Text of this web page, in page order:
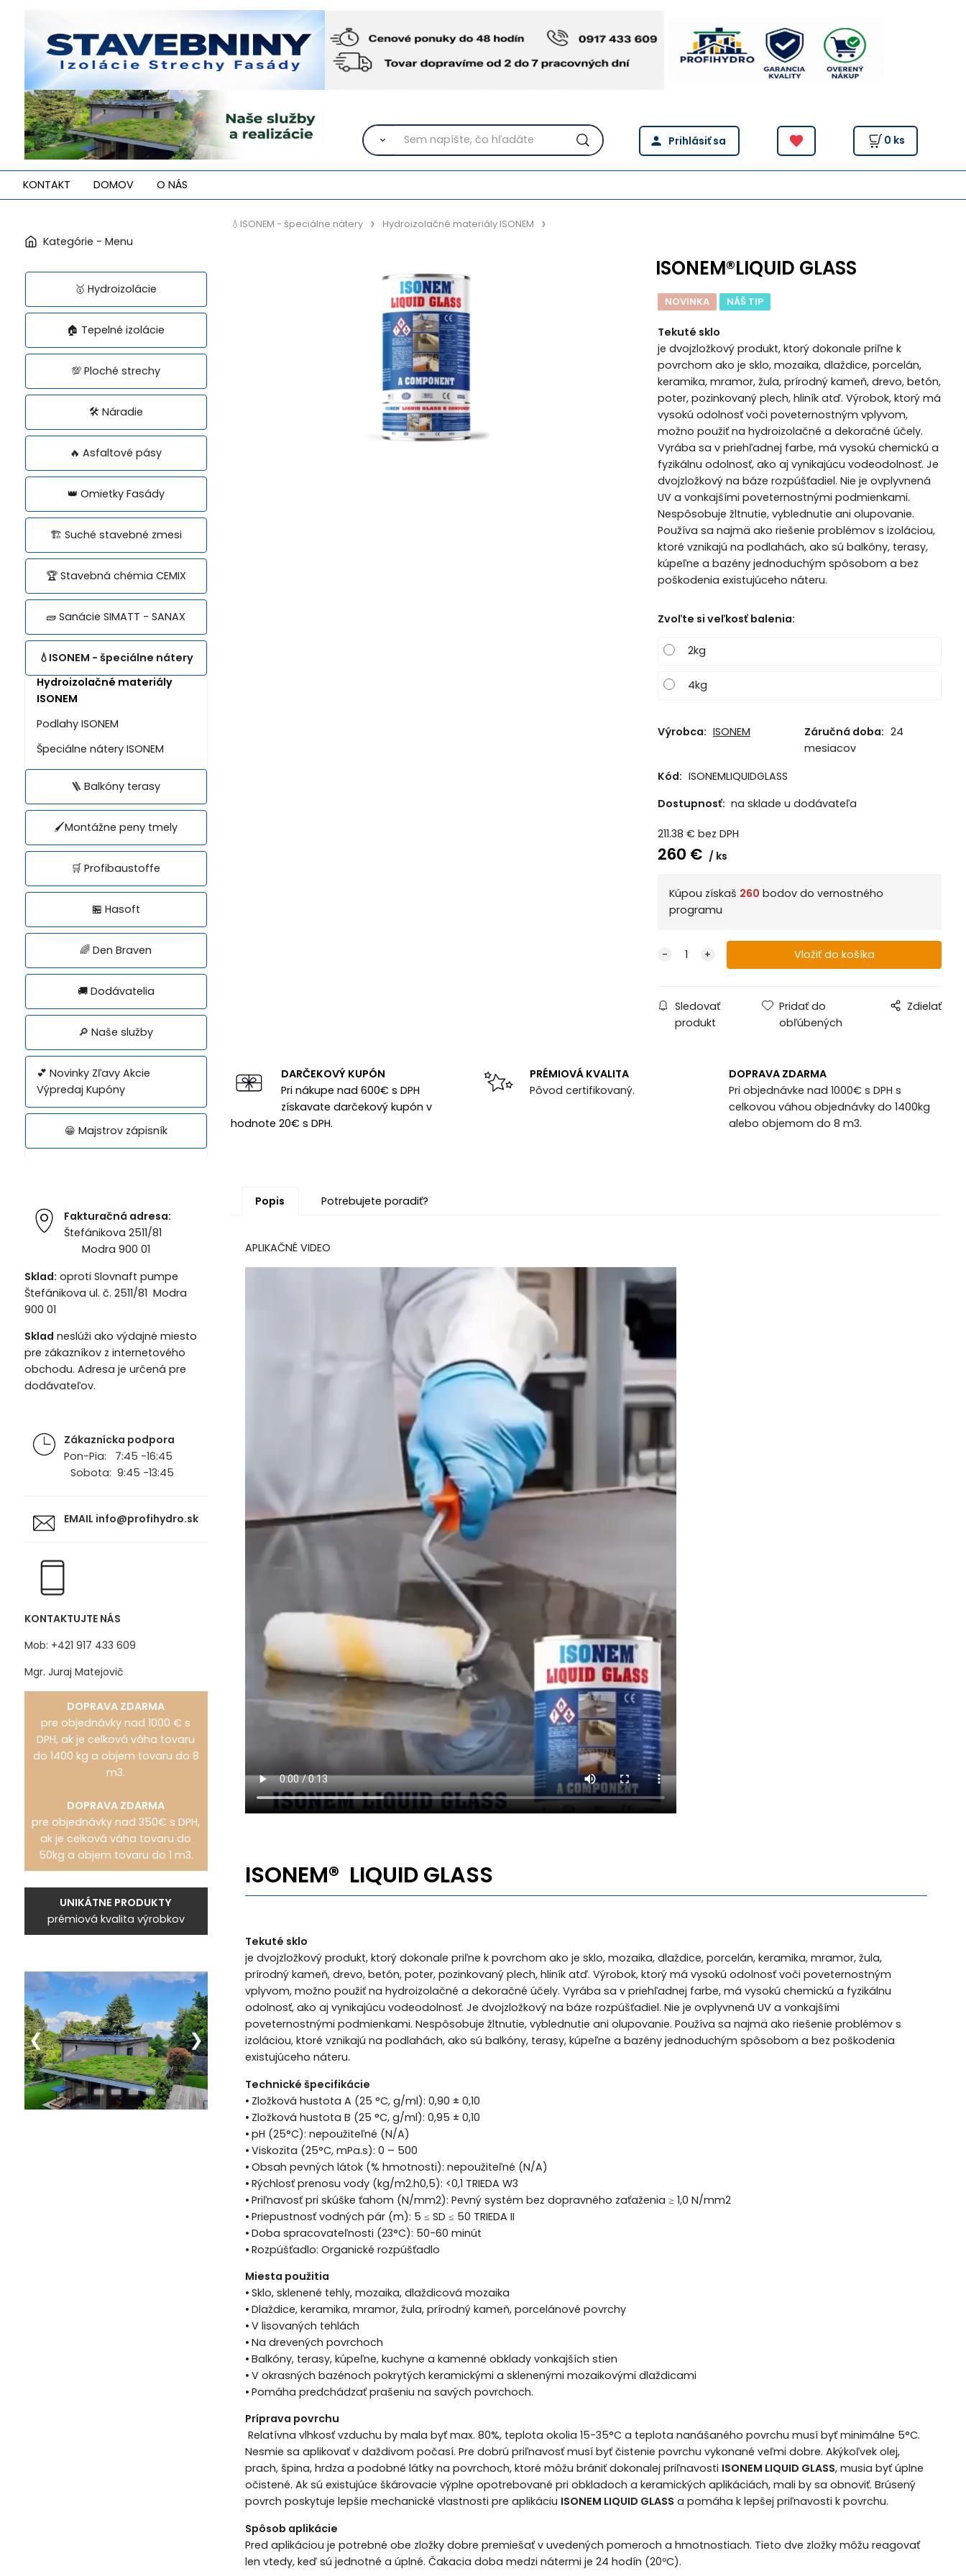
0 ks
KONTAKT DOMOV O NÁS
🥇 Hydroizolácie
🏠 Tepelné izolácie
💯 Ploché strechy
🛠️ Náradie
🔥 Asfaltové pásy
👑 Omietky Fasády
🏗️ Suché stavebné zmesi
🏆 Stavebná chémia CEMIX
🧱 Sanácie SIMATT - SANAX
💧ISONEM - špeciálne nátery
Hydroizolačné materiály
ISONEM
Podlahy ISONEM
Špeciálne nátery ISONEM
🪜 Balkóny terasy
🖌️Montážne peny tmely
🛒 Profibaustoffe
🏪 Hasoft
🌈 Den Braven
🚚 Dodávatelia
🔎 Naše služby
💕 Novinky Zľavy Akcie
Výpredaj Kupóny
😁 Majstrov zápisník
Fakturačná adresa:
Štefánikova 2511/81
Modra 900 01
Sklad: oproti Slovnaft pumpe
Štefánikova ul. č. 2511/81 Modra
900 01
Sklad neslúži ako výdajné miesto
pre zákazníkov z internetového
obchodu. Adresa je určená pre
dodávateľov.
Zákaznícka podpora
Pon-Pia: 7:45 -16:45
Sobota: 9:45 -13:45
EMAIL info@profihydro.sk
KONTAKTUJTE NÁS
Mob: +421 917 433 609
Mgr. Juraj Matejovič
DOPRAVA ZDARMA
pre objednávky nad 1000 € s
DPH, ak je celková váha tovaru
do 1400 kg a objem tovaru do 8
m3.
DOPRAVA ZDARMA
pre objednávky nad 350€ s DPH,
ak je celková váha tovaru do
50kg a objem tovaru do 1 m3.
UNIKÁTNE PRODUKTY
prémiová kvalita výrobkov
💧ISONEM - špeciálne nátery Hydroizolačné materiály ISONEM
ISONEM®LIQUID GLASS
NOVINKA NÁŠ TIP
Tekuté sklo
je dvojzložkový produkt, ktorý dokonale priľne k
povrchom ako je sklo, mozaika, dlaždice, porcelán,
keramika, mramor, žula, prírodný kameň, drevo, betón,
poter, pozinkovaný plech, hliník atď. Výrobok, ktorý má
vysokú odolnosť voči poveternostným vplyvom,
možno použiť na hydroizolačné a dekoračné účely.
Vyrába sa v priehľadnej farbe, má vysokú chemickú a
fyzikálnu odolnosť, ako aj vynikajúcu vodeodolnosť. Je
dvojzložkový na báze rozpúšťadiel. Nie je ovplyvnená
UV a vonkajšími poveternostnými podmienkami.
Nespôsobuje žltnutie, vyblednutie ani olupovanie.
Používa sa najmä ako riešenie problémov s izoláciou,
ktoré vznikajú na podlahách, ako sú balkóny, terasy,
kúpeľne a bazény jednoduchým spôsobom a bez
poškodenia existujúceho náteru.
Zvoľte si veľkosť balenia:
2kg
4kg
Výrobca: ISONEM Záručná doba: 24
mesiacov
Kód: ISONEMLIQUIDGLASS
Dostupnosť: na sklade u dodávateľa
211.38 € bez DPH
260 € ks
Kúpou získaš 260 bodov do vernostného
programu
Sledovať
produkt
Pridať do
obľúbených
Zdielať
DARČEKOVÝ KUPÓN
Pri nákupe nad 600€ s DPH
získavate darčekový kupón v
hodnote 20€ s DPH.
PRÉMIOVÁ KVALITA
Pôvod certifikovaný.
DOPRAVA ZDARMA
Pri objednávke nad 1000€ s DPH s
celkovou váhou objednávky do 1400kg
alebo objemom do 8 m3.
Popis Potrebujete poradiť?
APLIKAČNÉ VIDEO
ISONEM® LIQUID GLASS
Tekuté sklo
je dvojzložkový produkt, ktorý dokonale priľne k povrchom ako je sklo, mozaika, dlaždice, porcelán, keramika, mramor, žula,
prírodný kameň, drevo, betón, poter, pozinkovaný plech, hliník atď. Výrobok, ktorý má vysokú odolnosť voči poveternostným
vplyvom, možno použiť na hydroizolačné a dekoračné účely. Vyrába sa v priehľadnej farbe, má vysokú chemickú a fyzikálnu
odolnosť, ako aj vynikajúcu vodeodolnosť. Je dvojzložkový na báze rozpúšťadiel. Nie je ovplyvnená UV a vonkajšími
poveternostnými podmienkami. Nespôsobuje žltnutie, vyblednutie ani olupovanie. Používa sa najmä ako riešenie problémov s
izoláciou, ktoré vznikajú na podlahách, ako sú balkóny, terasy, kúpeľne a bazény jednoduchým spôsobom a bez poškodenia
existujúceho náteru.
Technické špecifikácie
• Zložková hustota A (25 °C, g/ml): 0,90 ± 0,10
• Zložková hustota B (25 °C, g/ml): 0,95 ± 0,10
• pH (25°C): nepoužiteľné (N/A)
• Viskozita (25°C, mPa.s): 0 – 500
• Obsah pevných látok (% hmotnosti): nepoužiteľné (N/A)
• Rýchlosť prenosu vody (kg/m2.h0,5): <0,1 TRIEDA W3
• Priľnavosť pri skúške ťahom (N/mm2): Pevný systém bez dopravného zaťaženia ≥ 1,0 N/mm2
• Priepustnosť vodných pár (m): 5 ≤ SD ≤ 50 TRIEDA II
• Doba spracovateľnosti (23°C): 50-60 minút
• Rozpúšťadlo: Organické rozpúšťadlo
Miesta použitia
• Sklo, sklenené tehly, mozaika, dlaždicová mozaika
• Dlaždice, keramika, mramor, žula, prírodný kameň, porcelánové povrchy
• V lisovaných tehlách
• Na drevených povrchoch
• Balkóny, terasy, kúpeľne, kuchyne a kamenné obklady vonkajších stien
• V okrasných bazénoch pokrytých keramickými a sklenenými mozaikovými dlaždicami
• Pomáha predchádzať prašeniu na savých povrchoch.
Príprava povrchu
Relatívna vlhkosť vzduchu by mala byť max. 80%, teplota okolia 15-35°C a teplota nanášaného povrchu musí byť minimálne 5°C.
Nesmie sa aplikovať v daždivom počasí. Pre dobrú priľnavosť musí byť čistenie povrchu vykonané veľmi dobre. Akýkoľvek olej,
prach, špina, hrdza a podobné látky na povrchoch, ktoré môžu brániť dokonalej priľnavosti ISONEM LIQUID GLASS, musia byť úplne
očistené. Ak sú existujúce škárovacie výplne opotrebované pri obkladoch a keramických aplikáciách, mali by sa obnoviť. Brúsený
povrch poskytuje lepšie mechanické vlastnosti pre aplikáciu ISONEM LIQUID GLASS a pomáha k lepšej priľnavosti k povrchu.
Spôsob aplikácie
Pred aplikáciou je potrebné obe zložky dobre premiešať v uvedených pomeroch a hmotnostiach. Tieto dve zložky môžu reagovať
len vtedy, keď sú jednotné a úplné. Čakacia doba medzi nátermi je 24 hodín (20ºC).